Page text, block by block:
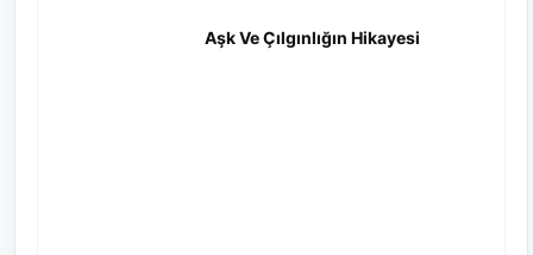
Aşk Ve Çılgınlığın Hikayesi